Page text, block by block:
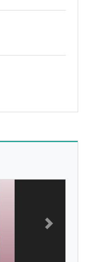
Next